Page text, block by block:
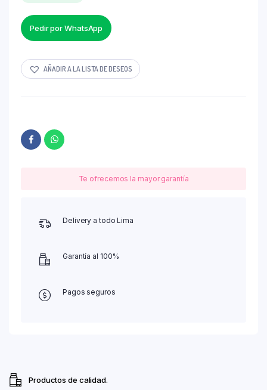
Pedir por WhatsApp
AÑADIR A LA LISTA DE DESEOS
Te ofrecemos la mayor garantía
Delivery a todo Lima
Garantía al 100%
Pagos seguros
Productos de calidad.